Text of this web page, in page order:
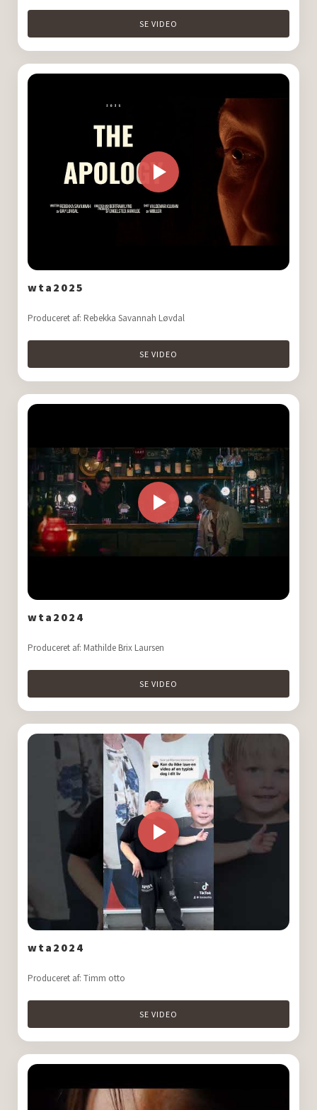
SE VIDEO
wta2025
Produceret af: Rebekka Savannah Løvdal
SE VIDEO
wta2024
Produceret af: Mathilde Brix Laursen
SE VIDEO
wta2024
Produceret af: Timm otto
SE VIDEO